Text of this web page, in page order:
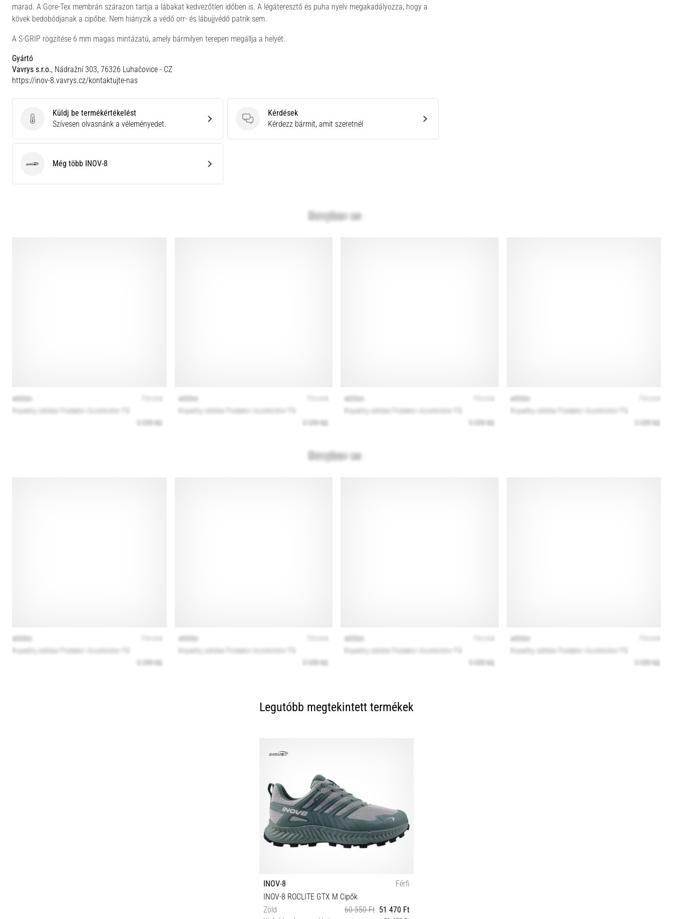
marad. A Gore-Tex membrán szárazon tartja a lábakat kedvezőtlen időben is. A légáteresztő és puha nyelv megakadályozza, hogy a
kövek bedobódjanak a cipőbe. Nem hiányzik a védő orr- és lábujjvédő patrik sem.
A S-GRIP rögzítése 6 mm magas mintázatú, amely bármilyen terepen megállja a helyét.
Gyártó
Vavrys s.r.o., Nádražní 303, 76326 Luhačovice - CZ
https://inov-8.vavrys.cz/kontaktujte-nas
Küldj be termékértékelést
Küldj be termékértékelést
Szívesen olvasnánk a véleményedet.
Kérdések
Kérdések
Kérdezz bármit, amit szeretnél
INOV-8Még több INOV-8
Legutóbb megtekintett termékek
INOV-8
Férfi
INOV-8 ROCLITE GTX M Cipők
Zöld
60 550 Ft 51 470 Ft